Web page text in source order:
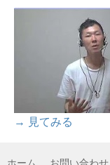
→ 見てみる
ホーム お問い合わせ